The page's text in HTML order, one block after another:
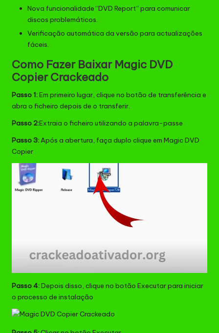
Nova funcionalidade “DVD Report” para comunicar
discos problemáticos.
Verificação automática da versão para actualizações
fáceis.
Como Fazer Baixar Magic DVD
Copier Crackeado
Passo 1:Em primeiro lugar, clique no botão de transferência e
abra o ficheiro depois de o transferir.
Passo 2:Extraia o ficheiro utilizando a palavra-passe
Passo 3:Após a abertura, faça duplo clique em Magic DVD
Copier
Passo 4:Depois disso, clique no botão Executar para iniciar
o processo de instalação